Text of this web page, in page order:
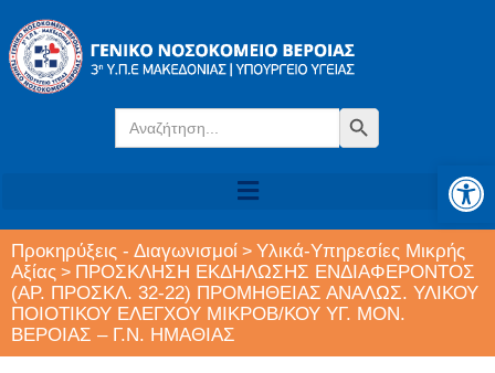
Search
for:
Search Button
Προκηρύξεις - Διαγωνισμοί > Υλικά-Υπηρεσίες Μικρής
Αξίας > ΠΡΟΣΚΛΗΣΗ ΕΚΔΗΛΩΣΗΣ ΕΝΔΙΑΦΕΡΟΝΤΟΣ
(ΑΡ. ΠΡΟΣΚΛ. 32-22) ΠΡΟΜΗΘΕΙΑΣ ΑΝΑΛΩΣ. ΥΛΙΚΟΥ
ΠΟΙΟΤΙΚΟΥ ΕΛΕΓΧΟΥ ΜΙΚΡΟΒ/ΚΟΥ ΥΓ. ΜΟΝ.
ΒΕΡΟΙΑΣ – Γ.Ν. ΗΜΑΘΙΑΣ